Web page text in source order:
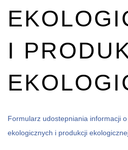
I
Formularz udostepniania informacji
ekologicznych i produkcji